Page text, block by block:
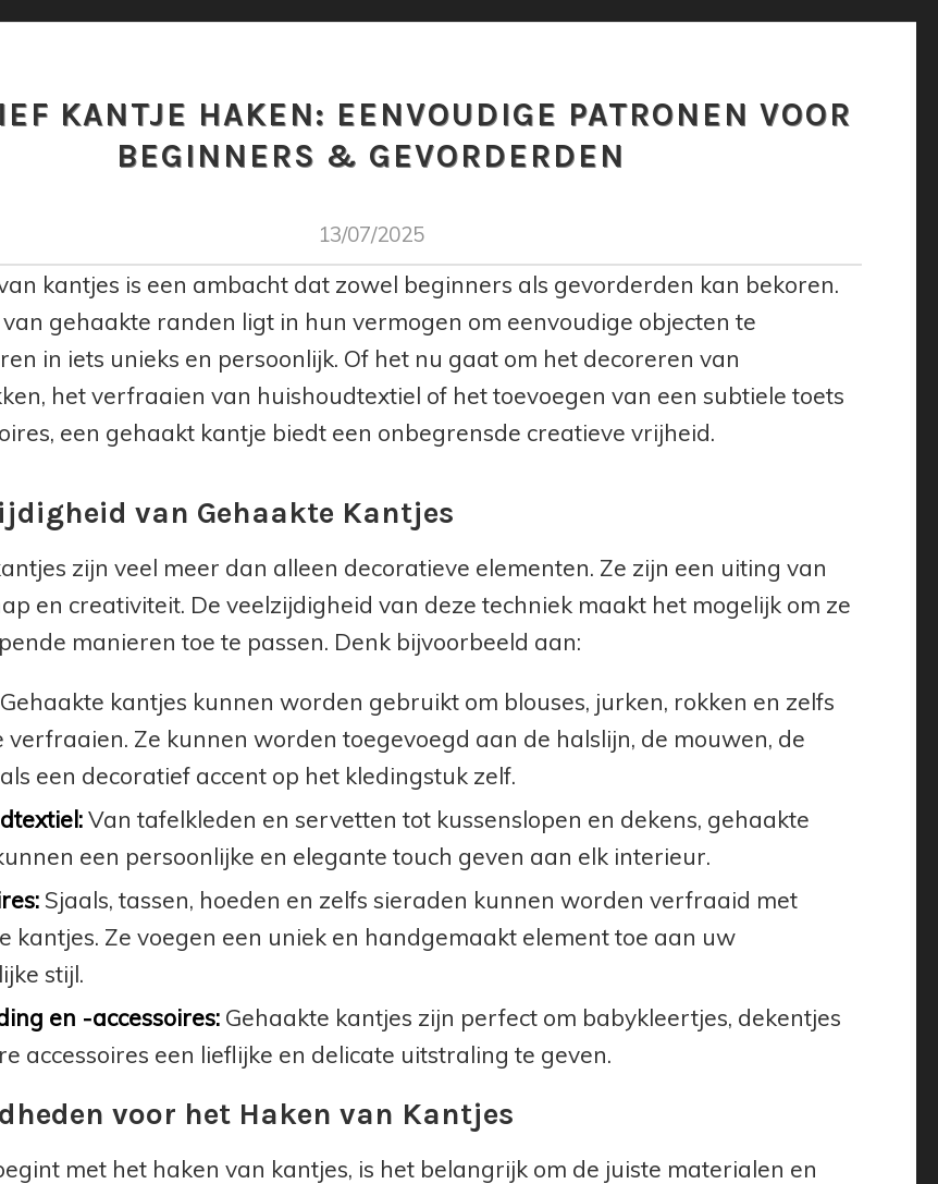
KANTJE HAKEN: EENVOUDIGE PATRONEN VOOR
BEGINNERS & GEVORDERDEN
13/07/2025
kantjes is een ambacht dat zowel beginners als gevorderden kan bekoren.
gehaakte randen ligt in hun vermogen om eenvoudige objecten te
in iets unieks en persoonlijk. Of het nu gaat om het decoreren van
het verfraaien van huishoudtextiel of het toevoegen van een subtiele toets
een gehaakt kantje biedt een onbegrensde creatieve vrijheid.
van Gehaakte Kantjes
zijn veel meer dan alleen decoratieve elementen. Ze zijn een uiting van
en creativiteit. De veelzijdigheid van deze techniek maakt het mogelijk om ze
manieren toe te passen. Denk bijvoorbeeld aan:
Gehaakte kantjes kunnen worden gebruikt om blouses, jurken, rokken en zelfs
verfraaien. Ze kunnen worden toegevoegd aan de halslijn, de mouwen, de
een decoratief accent op het kledingstuk zelf.
Van tafelkleden en servetten tot kussenslopen en dekens, gehaakte
een persoonlijke en elegante touch geven aan elk interieur.
Sjaals, tassen, hoeden en zelfs sieraden kunnen worden verfraaid met
kantjes. Ze voegen een uniek en handgemaakt element toe aan uw
stijl.
en -accessoires: Gehaakte kantjes zijn perfect om babykleertjes, dekentjes
accessoires een lieflijke en delicate uitstraling te geven.
voor het Haken van Kantjes
met het haken van kantjes, is het belangrijk om de juiste materialen en